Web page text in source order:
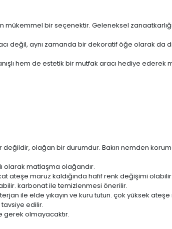
mükemmel bir seçenektir. Geleneksel
değil, aynı zamanda bir dekoratif öğe olarak da
hem de estetik bir mutfak aracı hediye ederek
olağan bir durumdur. Bakırı nemden
olarak matlaşma olağandır.
ateşe maruz kaldığında hafif renk değişimi olabilir.
karbonat ile temizlenmesi önerilir.
ile elde yıkayın ve kuru tutun. çok yüksek ateşe
edilir.
gerek olmayacaktır.